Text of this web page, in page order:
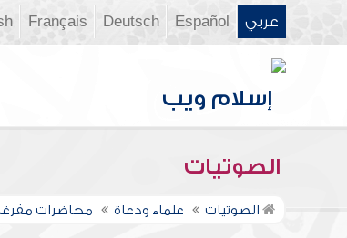
عربي Español
Deutsch
Français
الصوتيات
الصوتيات علماء ودعاة محاضرات